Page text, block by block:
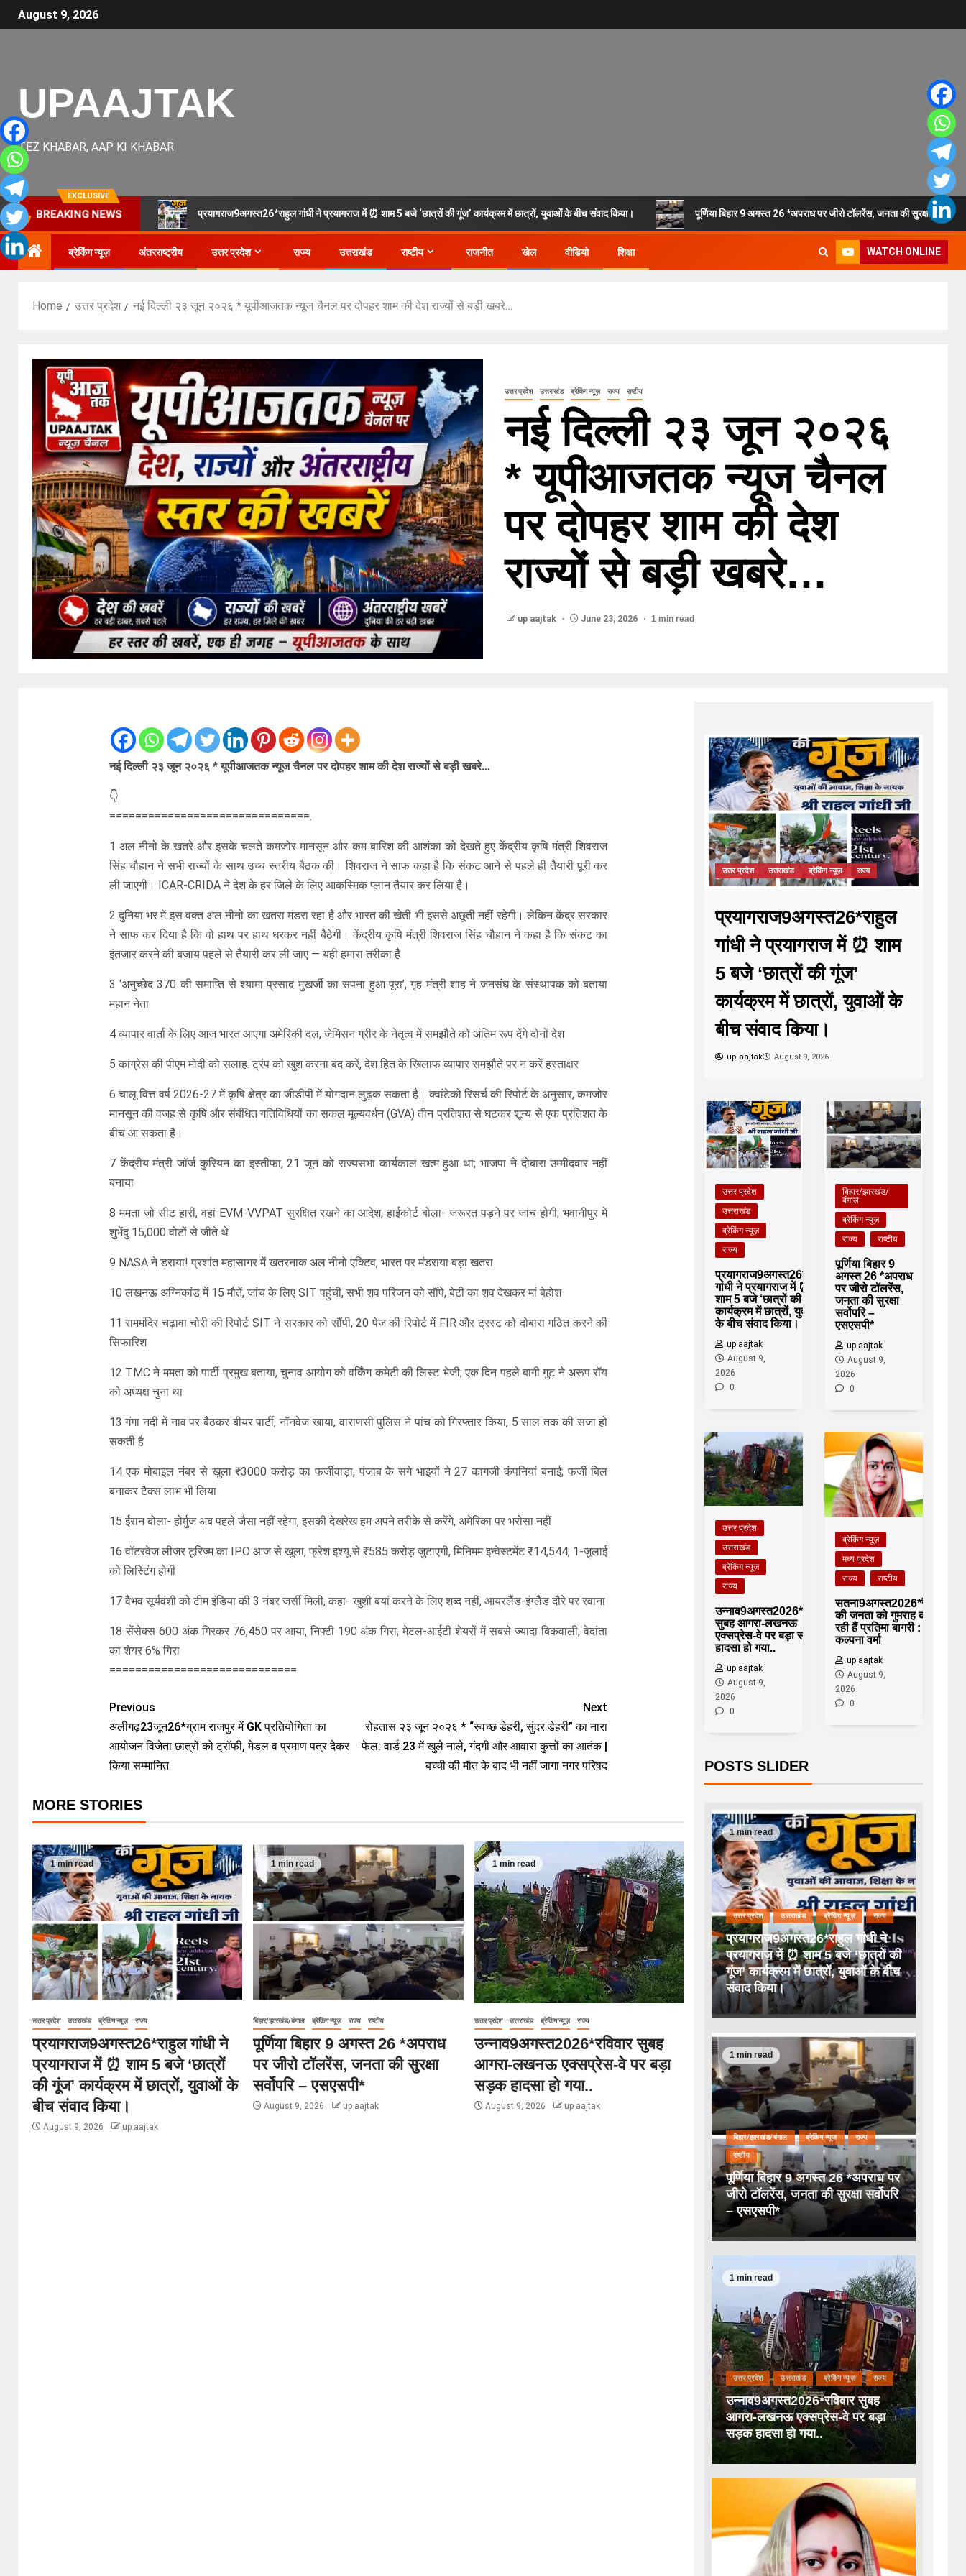
August 9, 2026
UPAAJTAK
TEZ KHABAR, AAP KI KHABAR
EXCLUSIVE
BREAKING NEWS प्रयागराज9अगस्त26*राहुल गांधी ने प्रयागराज में ⏰ शाम 5 बजे ‘छात्रों की गूंज’ कार्यक्रम में छात्रों, युवाओं के बीच संवाद किया। पूर्णिया बिहार 9 अगस्त 26 *अपराध पर जीरो टॉलरेंस, जनता की सुरक्षा सर्वोपरि
ब्रेकिंग न्यूज़ अंतरराष्ट्रीय उत्तर प्रदेश राज्य उत्तराखंड राष्टीय राजनीत खेल वीडियो शिक्षा WATCH ONLINE
Home उत्तर प्रदेश नई दिल्ली २३ जून २०२६ * यूपीआजतक न्यूज चैनल पर दोपहर शाम की देश राज्यों से बड़ी खबरे…
उत्तर प्रदेश उत्तराखंड ब्रेकिंग न्यूज़ राज्य राष्टीय
नई दिल्ली २३ जून २०२६
* यूपीआजतक न्यूज चैनल
पर दोपहर शाम की देश
राज्यों से बड़ी खबरे…
up aajtak June 23, 2026 1 min read
नई दिल्ली २३ जून २०२६ * यूपीआजतक न्यूज चैनल पर दोपहर शाम की देश राज्यों से बड़ी खबरे…
👇
===============================.
1 अल नीनो के खतरे और इसके चलते कमजोर मानसून और कम बारिश की आशंका को देखते हुए केंद्रीय कृषि मंत्री शिवराज
सिंह चौहान ने सभी राज्यों के साथ उच्च स्तरीय बैठक की। शिवराज ने साफ कहा है कि संकट आने से पहले ही तैयारी पूरी कर
ली जाएगी। ICAR-CRIDA ने देश के हर जिले के लिए आकस्मिक प्लान तैयार कर लिया है।
2 दुनिया भर में इस वक्त अल नीनो का खतरा मंडरा रहा है और भारत की खेती भी इससे अछूती नहीं रहेगी। लेकिन केंद्र सरकार
ने साफ कर दिया है कि वो हाथ पर हाथ धरकर नहीं बैठेगी। केंद्रीय कृषि मंत्री शिवराज सिंह चौहान ने कहा है कि संकट का
इंतजार करने की बजाय पहले से तैयारी कर ली जाए — यही हमारा तरीका है
3 ‘अनुच्छेद 370 की समाप्ति से श्यामा प्रसाद मुखर्जी का सपना हुआ पूरा’, गृह मंत्री शाह ने जनसंघ के संस्थापक को बताया
महान नेता
4 व्यापार वार्ता के लिए आज भारत आएगा अमेरिकी दल, जेमिसन ग्रीर के नेतृत्व में समझौते को अंतिम रूप देंगे दोनों देश
5 कांग्रेस की पीएम मोदी को सलाह: ट्रंप को खुश करना बंद करें, देश हित के खिलाफ व्यापार समझौते पर न करें हस्ताक्षर
6 चालू वित्त वर्ष 2026-27 में कृषि क्षेत्र का जीडीपी में योगदान लुढ़क सकता है। क्वांटेको रिसर्च की रिपोर्ट के अनुसार, कमजोर
मानसून की वजह से कृषि और संबंधित गतिविधियों का सकल मूल्यवर्धन (GVA) तीन प्रतिशत से घटकर शून्य से एक प्रतिशत के
बीच आ सकता है।
7 केंद्रीय मंत्री जॉर्ज कुरियन का इस्तीफा, 21 जून को राज्यसभा कार्यकाल खत्म हुआ था; भाजपा ने दोबारा उम्मीदवार नहीं
बनाया
8 ममता जो सीट हारीं, वहां EVM-VVPAT सुरक्षित रखने का आदेश, हाईकोर्ट बोला- जरूरत पड़ने पर जांच होगी; भवानीपुर में
शुभेंदु 15,000 वोटों से जीते थे
9 NASA ने डराया! प्रशांत महासागर में खतरनाक अल नीनो एक्टिव, भारत पर मंडराया बड़ा खतरा
10 लखनऊ अग्निकांड में 15 मौतें, जांच के लिए SIT पहुंची, सभी शव परिजन को सौंपे, बेटी का शव देखकर मां बेहोश
11 राममंदिर चढ़ावा चोरी की रिपोर्ट SIT ने सरकार को सौंपी, 20 पेज की रिपोर्ट में FIR और ट्रस्ट को दोबारा गठित करने की
सिफारिश
12 TMC ने ममता को पार्टी प्रमुख बताया, चुनाव आयोग को वर्किंग कमेटी की लिस्ट भेजी; एक दिन पहले बागी गुट ने अरूप रॉय
को अध्यक्ष चुना था
13 गंगा नदी में नाव पर बैठकर बीयर पार्टी, नॉनवेज खाया, वाराणसी पुलिस ने पांच को गिरफ्तार किया, 5 साल तक की सजा हो
सकती है
14 एक मोबाइल नंबर से खुला ₹3000 करोड़ का फर्जीवाड़ा, पंजाब के सगे भाइयों ने 27 कागजी कंपनियां बनाईं; फर्जी बिल
बनाकर टैक्स लाभ भी लिया
15 ईरान बोला- होर्मुज अब पहले जैसा नहीं रहेगा, इसकी देखरेख हम अपने तरीके से करेंगे, अमेरिका पर भरोसा नहीं
16 वॉटरवेज लीजर टूरिज्म का IPO आज से खुला, फ्रेश इश्यू से ₹585 करोड़ जुटाएगी, मिनिमम इन्वेस्टमेंट ₹14,544; 1-जुलाई
को लिस्टिंग होगी
17 वैभव सूर्यवंशी को टीम इंडिया की 3 नंबर जर्सी मिली, कहा- खुशी बयां करने के लिए शब्द नहीं, आयरलैंड-इंग्लैंड दौरे पर रवाना
18 सेंसेक्स 600 अंक गिरकर 76,450 पर आया, निफ्टी 190 अंक गिरा; मेटल-आईटी शेयरों में सबसे ज्यादा बिकवाली; वेदांता
का शेयर 6% गिरा
=============================
Previous
अलीगढ़23जून26*ग्राम राजपुर में GK प्रतियोगिता का
आयोजन विजेता छात्रों को ट्रॉफी, मेडल व प्रमाण पत्र देकर
किया सम्मानित
Next
रोहतास २३ जून २०२६ * “स्वच्छ डेहरी, सुंदर डेहरी” का नारा
फेल: वार्ड 23 में खुले नाले, गंदगी और आवारा कुत्तों का आतंक |
बच्ची की मौत के बाद भी नहीं जागा नगर परिषद
MORE STORIES
1 min read
उत्तर प्रदेश उत्तराखंड ब्रेकिंग न्यूज़ राज्य
प्रयागराज9अगस्त26*राहुल गांधी ने
प्रयागराज में ⏰ शाम 5 बजे ‘छात्रों
की गूंज’ कार्यक्रम में छात्रों, युवाओं के
बीच संवाद किया।
August 9, 2026 up aajtak
1 min read
बिहार/झारखंड/बंगाल ब्रेकिंग न्यूज़ राज्य राष्टीय
पूर्णिया बिहार 9 अगस्त 26 *अपराध
पर जीरो टॉलरेंस, जनता की सुरक्षा
सर्वोपरि – एसएसपी*
August 9, 2026 up aajtak
1 min read
उत्तर प्रदेश उत्तराखंड ब्रेकिंग न्यूज़ राज्य
उन्नाव9अगस्त2026*रविवार सुबह
आगरा-लखनऊ एक्सप्रेस-वे पर बड़ा
सड़क हादसा हो गया..
August 9, 2026 up aajtak
उत्तर प्रदेश उत्तराखंड ब्रेकिंग न्यूज़ राज्य
प्रयागराज9अगस्त26*राहुल
गांधी ने प्रयागराज में ⏰ शाम
5 बजे ‘छात्रों की गूंज’
कार्यक्रम में छात्रों, युवाओं के
बीच संवाद किया।
up aajtak August 9, 2026
उत्तर प्रदेश
उत्तराखंड
ब्रेकिंग न्यूज़
राज्य
प्रयागराज9अगस्त26*राहुल
गांधी ने प्रयागराज में ⏰
शाम 5 बजे ‘छात्रों की गूंज’
कार्यक्रम में छात्रों, युवाओं
के बीच संवाद किया।
up aajtak
August 9,
2026
0
बिहार/झारखंड/
बंगाल
ब्रेकिंग न्यूज़
राज्य
राष्टीय
पूर्णिया बिहार 9
अगस्त 26 *अपराध
पर जीरो टॉलरेंस,
जनता की सुरक्षा
सर्वोपरि –
एसएसपी*
up aajtak
August 9,
2026
0
उत्तर प्रदेश
उत्तराखंड
ब्रेकिंग न्यूज़
राज्य
उन्नाव9अगस्त2026*रविवार
सुबह आगरा-लखनऊ
एक्सप्रेस-वे पर बड़ा सड़क
हादसा हो गया..
up aajtak
August 9,
2026
0
ब्रेकिंग न्यूज़
मध्य प्रदेश
राज्य
राष्टीय
सतना9अगस्त2026*रैगांव
की जनता को गुमराह कर
रही हैं प्रतिमा बागरी :
कल्पना वर्मा
up aajtak
August 9,
2026
0
POSTS SLIDER
1 min read
उत्तर प्रदेश उत्तराखंड ब्रेकिंग न्यूज़ राज्य
प्रयागराज9अगस्त26*राहुल गांधी ने
प्रयागराज में ⏰ शाम 5 बजे ‘छात्रों की
गूंज’ कार्यक्रम में छात्रों, युवाओं के बीच
संवाद किया।
1 min read
बिहार/झारखंड/बंगाल ब्रेकिंग न्यूज़ राज्य
राष्टीय
पूर्णिया बिहार 9 अगस्त 26 *अपराध पर
जीरो टॉलरेंस, जनता की सुरक्षा सर्वोपरि
– एसएसपी*
1 min read
उत्तर प्रदेश उत्तराखंड ब्रेकिंग न्यूज़ राज्य
उन्नाव9अगस्त2026*रविवार सुबह
आगरा-लखनऊ एक्सप्रेस-वे पर बड़ा
सड़क हादसा हो गया..